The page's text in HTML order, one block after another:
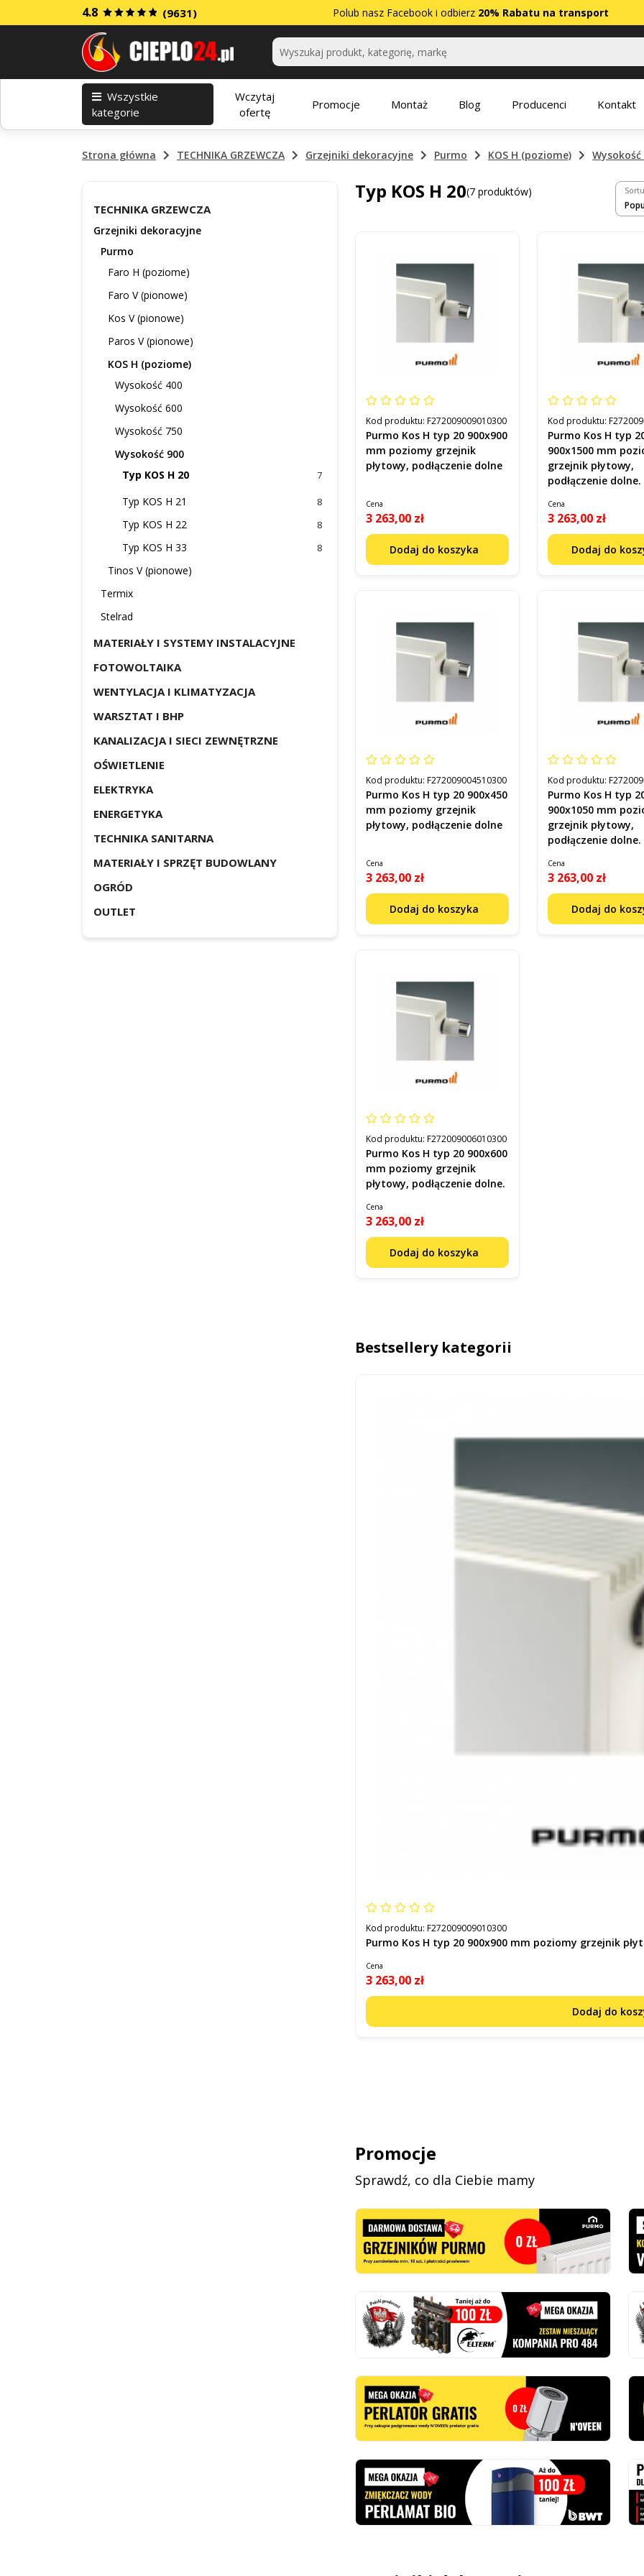
4.8 (9631) Polub nasz Facebook i odbierz 20% Rabatu na transport
Kategorie
Wszystkie
kategorie
Wczytaj
ofertę
Promocje Montaż Blog Producenci Kontakt
Strona główna TECHNIKA GRZEWCZA Grzejniki dekoracyjne Purmo KOS H (poziome) Wysokość
TECHNIKA GRZEWCZA
Grzejniki dekoracyjne
Purmo
Faro H (poziome)
Faro V (pionowe)
Kos V (pionowe)
Paros V (pionowe)
KOS H (poziome)
Wysokość 400
Wysokość 600
Wysokość 750
Wysokość 900
Typ KOS H 20
7
Typ KOS H 21 8
Typ KOS H 22 8
Typ KOS H 33 8
Tinos V (pionowe)
Termix
Stelrad
MATERIAŁY I SYSTEMY INSTALACYJNE
FOTOWOLTAIKA
WENTYLACJA I KLIMATYZACJA
WARSZTAT I BHP
KANALIZACJA I SIECI ZEWNĘTRZNE
OŚWIETLENIE
ELEKTRYKA
ENERGETYKA
TECHNIKA SANITARNA
MATERIAŁY I SPRZĘT BUDOWLANY
OGRÓD
OUTLET
Typ KOS H 20(7 produktów)
Kod produktu: F272009009010300
Purmo Kos H typ 20 900x900
mm poziomy grzejnik
płytowy, podłączenie dolne
Cena
3 263,00 zł
Dodaj do koszyka
Kod produktu:
Purmo Kos H typ 20
900x1500 mm
grzejnik płytowy,
podłączenie dolne.
Cena
3 263,00 zł
Dodaj do
Kod produktu: F272009004510300
Purmo Kos H typ 20 900x450
mm poziomy grzejnik
płytowy, podłączenie dolne
Cena
3 263,00 zł
Dodaj do koszyka
Kod produktu:
Purmo Kos H typ 20
900x1050 mm
grzejnik płytowy,
podłączenie dolne.
Cena
3 263,00 zł
Dodaj do
Kod produktu: F272009006010300
Purmo Kos H typ 20 900x600
mm poziomy grzejnik
płytowy, podłączenie dolne.
Cena
3 263,00 zł
Dodaj do koszyka
Bestsellery kategorii
Kod produktu: F272009009010300
Purmo Kos H typ 20 900x900 mm poziomy
Cena
3 263,00 zł
Dodaj do
Promocje
Sprawdź, co dla Ciebie mamy